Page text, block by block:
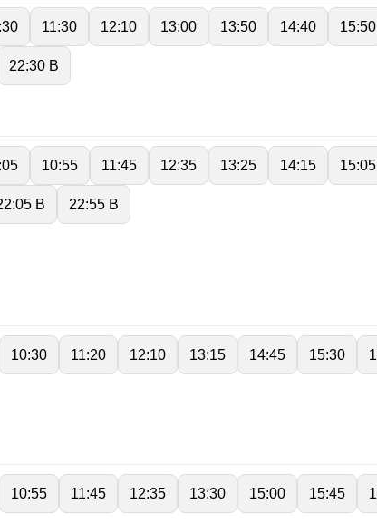
11:30 12:10 13:00 13:50 14:40 15:50
22:30 B
10:55 11:45 12:35 13:25 14:15 15:05
B 22:55 B
10:30 11:20 12:10 13:15 14:45 15:30
10:55 11:45 12:35 13:30 15:00 15:45